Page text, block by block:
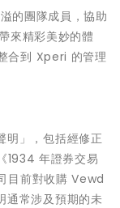
的團隊成員，協助
來精彩美妙的體
合到 Xperi 的管理
明」，包括經修正
1934 年證券交易
目前對收購 Vewd
通常涉及預期的未